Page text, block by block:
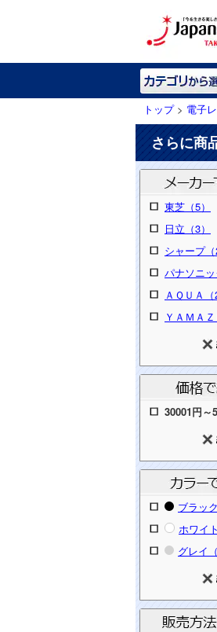
トップ> 電子
さらに商
東芝（5）
日立（3）
シャープ（
パナソニッ
ＡＱＵＡ（
ＹＡＭＡＺ
30001円～
ブラッ
ホワイ
グレイ（